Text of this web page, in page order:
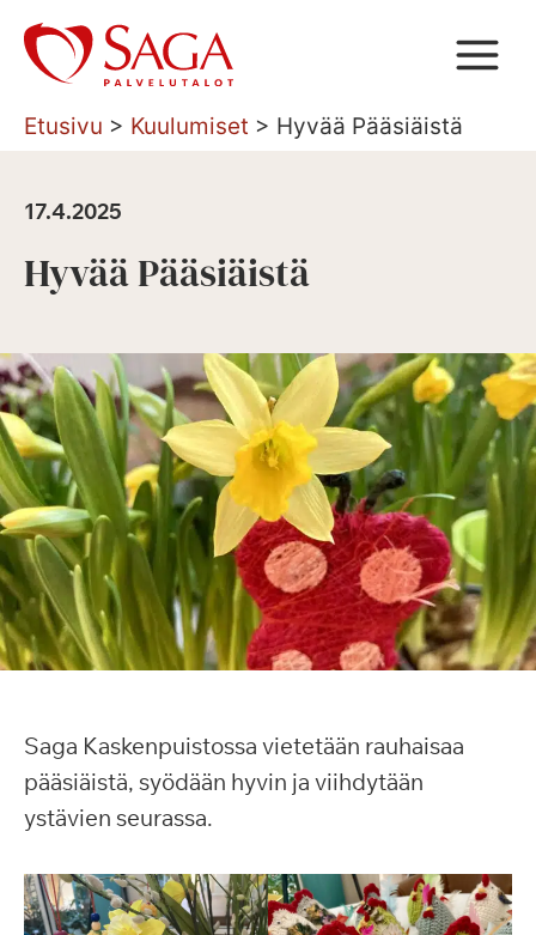
Siirry
sisältöön
Etusivu > Kuulumiset > Hyvää Pääsiäistä
17.4.2025
Hyvää Pääsiäistä
Saga Kaskenpuistossa vietetään rauhaisaa
pääsiäistä, syödään hyvin ja viihdytään
ystävien seurassa.